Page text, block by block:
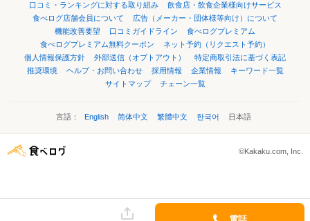
口コミ・ランキングに対する取り組み
飲食店・飲食企業様向けサービス
食べログ店舗会員について
広告（メーカー・団体様等向け）について
機能改善要望
口コミガイドライン
食べログプレミアム
食べログプレミアム無料クーポン
ネット予約（リクエスト予約）
個人情報保護方針
外部送信（オプトアウト）
特定商取引法に基づく表記
推奨環境
ヘルプ・お問い合わせ 採用情報 企業情報
キーワード一覧
サイトマップ
チェーン一覧
言語： English 简体中文 繁體中文 한국어 日本語
©Kakaku.com, Inc.